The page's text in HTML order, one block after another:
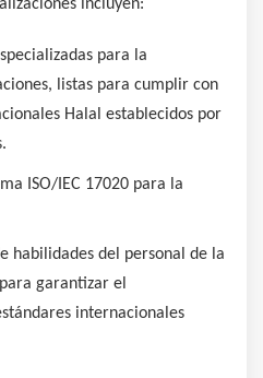
incluyen:
para la
listas para cumplir con
Halal establecidos por
ISO/IEC 17020 para la
habilidades del personal de la
garantizar el
internacionales